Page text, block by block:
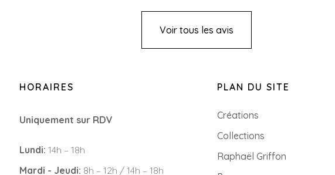
Voir tous les avis
HORAIRES
Uniquement sur RDV
Lundi: 14h – 18h
Mardi - Jeudi: 8h – 12h / 14h – 18h
PLAN DU SITE
Créations
Collections
Raphaël Griffon